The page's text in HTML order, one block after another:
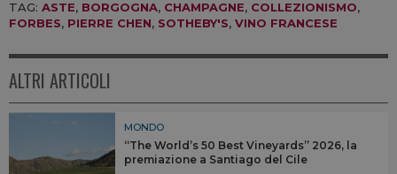
TAG: ASTE, BORGOGNA, CHAMPAGNE, COLLEZIONISMO,
FORBES, PIERRE CHEN, SOTHEBY'S, VINO FRANCESE
ALTRI ARTICOLI
MONDO
“The World’s 50 Best Vineyards” 2026, la
premiazione a Santiago del Cile